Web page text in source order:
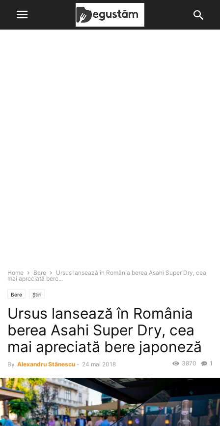
Home Bere
Ursus lansează în România berea Asahi Super Dry, cea
mai apreciată bere...
Bere Știri
Ursus lansează în România
berea Asahi Super Dry, cea
mai apreciată bere japoneză
By Alexandru Stănescu - 24 mai 2018 1
3870